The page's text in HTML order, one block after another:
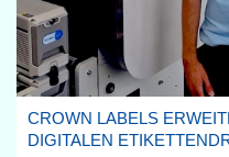
CROWN LABELS
DIGITALEN